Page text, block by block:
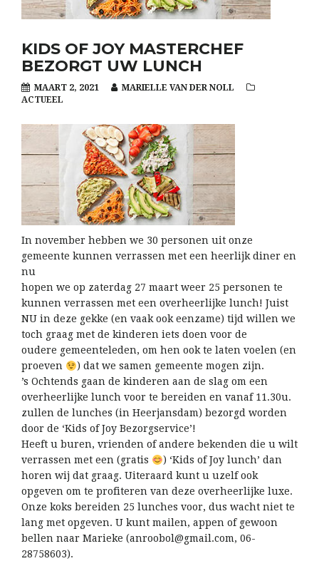
KIDS OF JOY MASTERCHEF
BEZORGT UW LUNCH
MAART 2, 2021
MARIELLE VAN DER NOLL
ACTUEEL
In november hebben we 30 personen uit onze
gemeente kunnen verrassen met een heerlijk diner en
nu
hopen we op zaterdag 27 maart weer 25 personen te
kunnen verrassen met een overheerlijke lunch! Juist
NU in deze gekke (en vaak ook eenzame) tijd willen we
toch graag met de kinderen iets doen voor de
oudere gemeenteleden, om hen ook te laten voelen (en
proeven
) dat we samen gemeente mogen zijn.
’s Ochtends gaan de kinderen aan de slag om een
overheerlijke lunch voor te bereiden en vanaf 11.30u.
zullen de lunches (in Heerjansdam) bezorgd worden
door de ‘Kids of Joy Bezorgservice’!
Heeft u buren, vrienden of andere bekenden die u wilt
verrassen met een (gratis
) ‘Kids of Joy lunch’ dan
horen wij dat graag. Uiteraard kunt u uzelf ook
opgeven om te profiteren van deze overheerlijke luxe.
Onze koks bereiden 25 lunches voor, dus wacht niet te
lang met opgeven. U kunt mailen, appen of gewoon
bellen naar Marieke (anroobol@gmail.com, 06-
28758603).